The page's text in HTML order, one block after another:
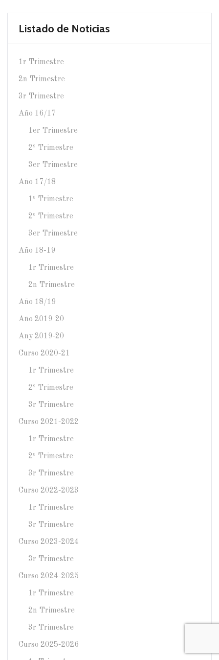
Listado de Noticias
1r Trimestre
2n Trimestre
3r Trimestre
Año 16/17
1er Trimestre
2º Trimestre
3er Trimestre
Año 17/18
1º Trimestre
2º Trimestre
3er Trimestre
Año 18-19
1r Trimestre
2n Trimestre
Año 18/19
Año 2019-20
Any 2019-20
Curso 2020-21
1r Trimestre
2º Trimestre
3r Trimestre
Curso 2021-2022
1r Trimestre
2º Trimestre
3r Trimestre
Curso 2022-2023
1r Trimestre
3r Trimestre
Curso 2023-2024
3r Trimestre
Curso 2024-2025
1r Trimestre
2n Trimestre
3r Trimestre
Curso 2025-2026